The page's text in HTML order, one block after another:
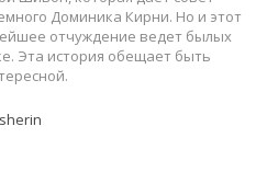
Доминика Кирни. Но и этот
отчуждение ведет былых
Эта история обещает быть